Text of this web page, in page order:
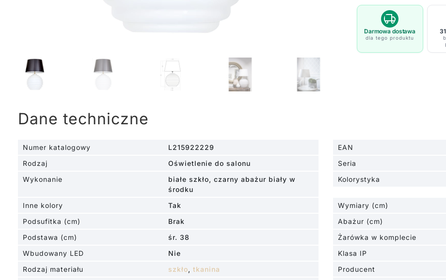
Tropez
kolor
biały,
Czarny
Darmowa dostawa
dla tego produktu
Dane techniczne
Numer katalogowy L215922229 EAN
Rodzaj
Oświetlenie do salonu Seria
Wykonanie
białe szkło, czarny abażur biały w
środku
Kolorystyka
Inne kolory Tak Wymiary (cm)
Podsufitka (cm)
Brak Abażur (cm)
Podstawa (cm)
śr. 38 Żarówka w komplecie
Wbudowany LED
Nie Klasa IP
Rodzaj materiału
szkło, tkanina Producent